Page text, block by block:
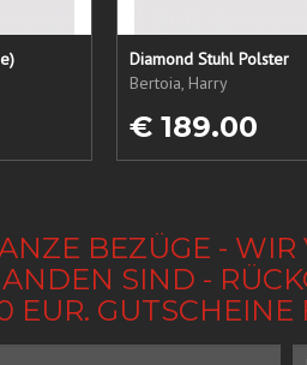
Diamond Stuhl Polster
Bertoia, Harry
€ 189.00
BEZÜGE -
SIND -